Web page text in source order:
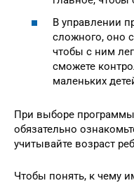
В управлении
сложного, оно
чтобы с ним
сможете
маленьких
При выборе программы
обязательно
учитывайте возраст
Чтобы понять, к чему